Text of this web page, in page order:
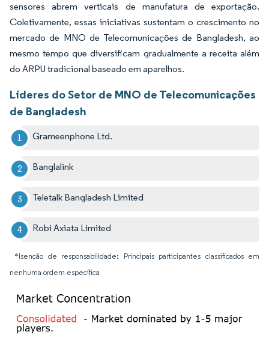
sensores abrem verticais de manufatura de exportação.
Coletivamente, essas iniciativas sustentam o crescimento no
mercado de MNO de Telecomunicações de Bangladesh, ao
mesmo tempo que diversificam gradualmente a receita além
do ARPU tradicional baseado em aparelhos.
Líderes do Setor de MNO de Telecomunicações
de Bangladesh
Grameenphone Ltd.
Banglalink
Teletalk Bangladesh Limited
Robi Axiata Limited
*Isenção de responsabilidade: Principais participantes classificados em
nenhuma ordem específica